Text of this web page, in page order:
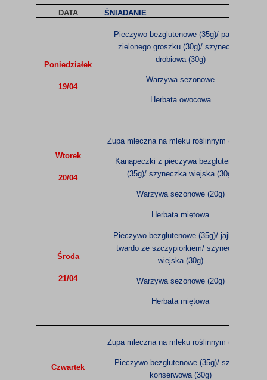
DATA ŚNIADANIE
Poniedziałek
19/04
Pieczywo bezglutenowe (35g)/ pasta z
zielonego groszku (30g)/ szyneczka
drobiowa (30g)
Warzywa sezonowe
Herbata owocowa
Wtorek
20/04
Zupa mleczna na mleku roślinnym (200ml)
Kanapeczki z pieczywa bezglutenowe
(35g)/ szyneczka wiejska (30g)
Warzywa sezonowe (20g)
Herbata miętowa
Środa
21/04
Pieczywo bezglutenowe (35g)/ jajko na
twardo ze szczypiorkiem/ szyneczka
wiejska (30g)
Warzywa sezonowe (20g)
Herbata miętowa
Czwartek
Zupa mleczna na mleku roślinnym (200ml)
Pieczywo bezglutenowe (35g)/ szynka
konserwowa (30g)